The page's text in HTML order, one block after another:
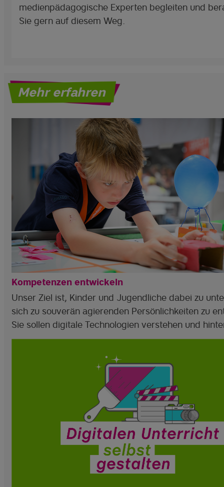
medienpädagogische Experten begleiten und
Sie gern auf diesem Weg.
Mehr erfahren
Kompetenzen entwickeln
Unser Ziel ist, Kinder und Jugendliche dabei zu
sich zu souverän agierenden Persönlichkeiten zu
Sie sollen digitale Technologien verstehen und